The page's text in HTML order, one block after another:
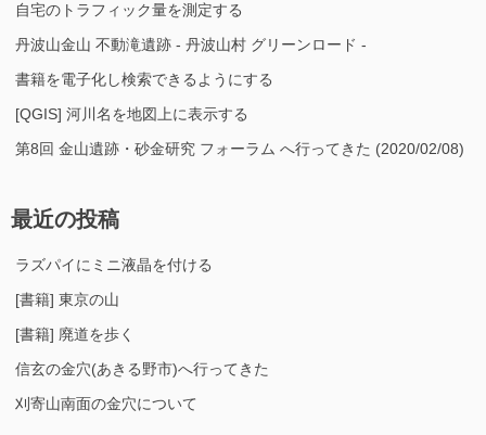
自宅のトラフィック量を測定する
丹波山金山 不動滝遺跡 - 丹波山村 グリーンロード -
書籍を電子化し検索できるようにする
[QGIS] 河川名を地図上に表示する
第8回 金山遺跡・砂金研究 フォーラム へ行ってきた (2020/02/08)
最近の投稿
ラズパイにミニ液晶を付ける
[書籍] 東京の山
[書籍] 廃道を歩く
信玄の金穴(あきる野市)へ行ってきた
刈寄山南面の金穴について